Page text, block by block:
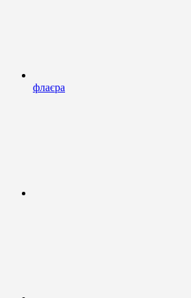
флаєра